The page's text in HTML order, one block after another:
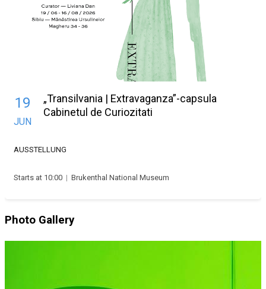
19
JUN
„Transilvania | Extravaganza”-capsula
Cabinetul de Curiozitati
AUSSTELLUNG
Starts at 10:00 | Brukenthal National Museum
Photo Gallery